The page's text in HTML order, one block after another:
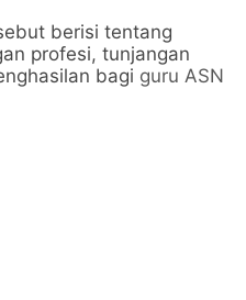
berisi tentang
profesi, tunjangan
bagi guru ASN